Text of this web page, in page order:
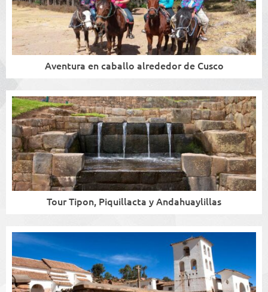
Aventura en caballo alrededor de Cusco
Tour Tipon, Piquillacta y Andahuaylillas